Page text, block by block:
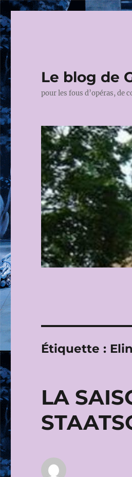
Le blog de
pour les fous d’opéras, de
Étiquette :
LA